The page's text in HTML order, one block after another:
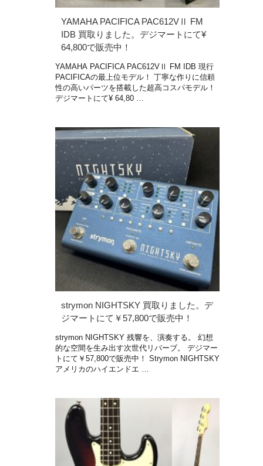
YAMAHA PACIFICA PAC612VⅡ FM
IDB 買取りました。デジマートにて¥
64,800で販売中！
YAMAHA PACIFICA PAC612VⅡ FM IDB 現行
PACIFICAの最上位モデル！ 丁寧な作りに信頼
性の高いパーツを搭載した超高コスパモデル！
デジマートにて¥ 64,80 …
strymon NIGHTSKY 買取りました。デ
ジマートにて￥57,800で販売中！
strymon NIGHTSKY 残響を、演奏する。 幻想
的な空間を生み出す次世代リバーブ。 デジマー
トにて￥57,800で販売中！ Strymon NIGHTSKY
アメリカのハイエンドエ …